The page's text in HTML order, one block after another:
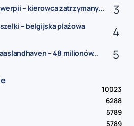
– kierowca zatrzymany...
– belgijska plażowa
– 48 milionów...
10023
6288
5789
5789